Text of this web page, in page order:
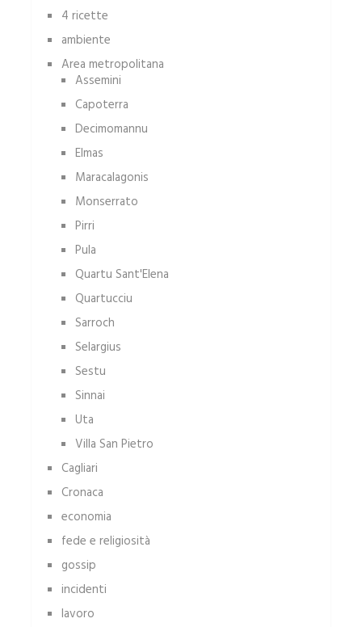
4 ricette
ambiente
Area metropolitana
Assemini
Capoterra
Decimomannu
Elmas
Maracalagonis
Monserrato
Pirri
Pula
Quartu Sant'Elena
Quartucciu
Sarroch
Selargius
Sestu
Sinnai
Uta
Villa San Pietro
Cagliari
Cronaca
economia
fede e religiosità
gossip
incidenti
lavoro